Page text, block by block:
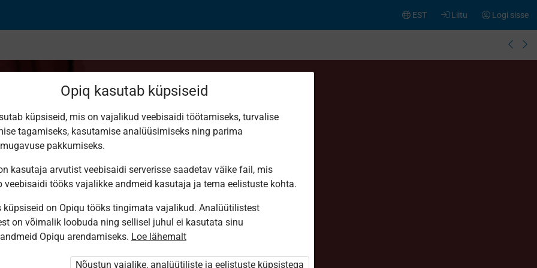
Logi sisse
Liitu
EST
the Piano?
ole Opiqusse sisse logitud.
paketi
Opiq kasutab küpsiseid
küpsiseid, mis on vajalikud veebisaidi töötamiseks, turvalise
tagamiseks, kasutamise analüüsimiseks ning parima
pakkumiseks.
kasutaja arvutist veebisaidi serverisse saadetav väike fail, mis
veebisaidi tööks vajalikke andmeid kasutaja ja tema eelistuste kohta.
küpsiseid on Opiqu tööks tingimata vajalikud. Analüütilistest
on võimalik loobuda ning sellisel juhul ei kasutata sinu
Opiqu arendamiseks. Loe lähemalt
Nõustun vajalike, analüütiliste ja eelistuste küpsistega